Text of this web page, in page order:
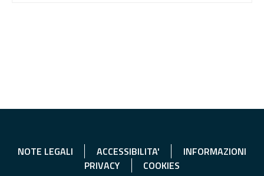
NOTE LEGALI ACCESSIBILITA'
INFORMAZIONI
PRIVACY
COOKIES